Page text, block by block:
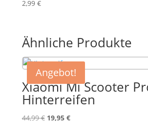
2,99 €
Ähnliche Produkte
Angebot!
Xiaomi Mi Scooter
Hinterreifen
44,99€ Ursprünglicher
19,95 €Aktueller